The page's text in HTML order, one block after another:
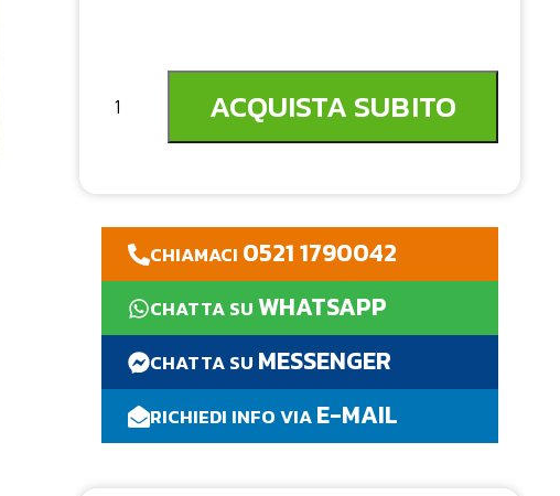
ACQUISTA SUBITO
CHIAMACI 0521 1790042
CHATTA SUWHATSAPP
CHATTA SU MESSENGER
RICHIEDI INFO VIAE-MAIL